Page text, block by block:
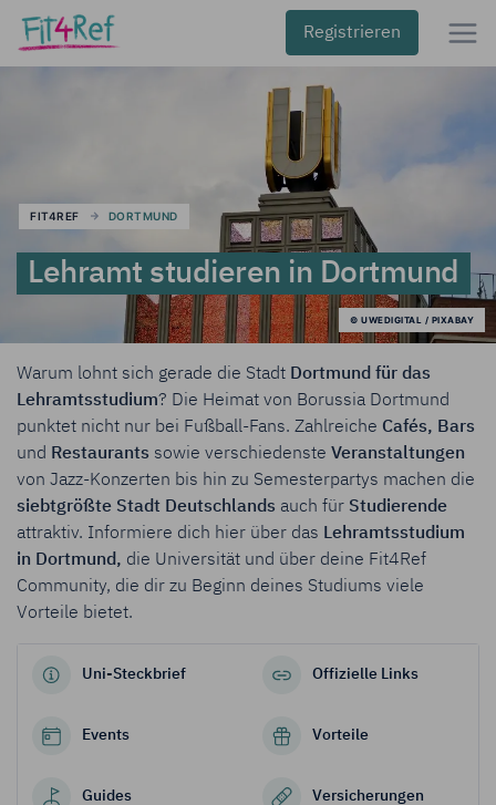
Registrieren
© UWEDIGITAL / PIXABAY
FIT4REF DORTMUND
Lehramt studieren in Dortmund
Warum lohnt sich gerade die Stadt Dortmund für das
Lehramtsstudium? Die Heimat von Borussia Dortmund
punktet nicht nur bei Fußball-Fans. Zahlreiche Cafés, Bars
und Restaurants sowie verschiedenste Veranstaltungen
von Jazz-Konzerten bis hin zu Semesterpartys machen die
siebtgrößte Stadt Deutschlands auch für Studierende
attraktiv. Informiere dich hier über das Lehramtsstudium
in Dortmund, die Universität und über deine Fit4Ref
Community, die dir zu Beginn deines Studiums viele
Vorteile bietet.
Uni-Steckbrief Offizielle Links
Events Vorteile
Guides Versicher­ungen